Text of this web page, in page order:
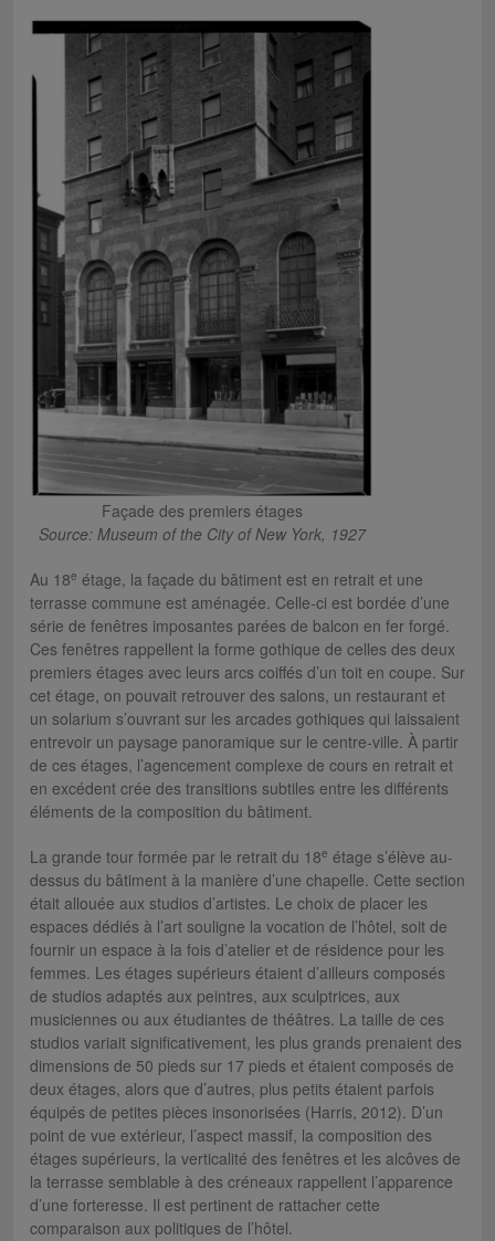
Façade des premiers étages
Source: Museum of the City of New York, 1927
Au 18e étage, la façade du bâtiment est en retrait et une
terrasse commune est aménagée. Celle-ci est bordée d’une
série de fenêtres imposantes parées de balcon en fer forgé.
Ces fenêtres rappellent la forme gothique de celles des deux
premiers étages avec leurs arcs coiffés d’un toit en coupe. Sur
cet étage, on pouvait retrouver des salons, un restaurant et
un solarium s’ouvrant sur les arcades gothiques qui laissaient
entrevoir un paysage panoramique sur le centre-ville. À partir
de ces étages, l’agencement complexe de cours en retrait et
en excédent crée des transitions subtiles entre les différents
éléments de la composition du bâtiment.
La grande tour formée par le retrait du 18e étage s’élève au-
dessus du bâtiment à la manière d’une chapelle. Cette section
était allouée aux studios d’artistes. Le choix de placer les
espaces dédiés à l’art souligne la vocation de l’hôtel, soit de
fournir un espace à la fois d’atelier et de résidence pour les
femmes. Les étages supérieurs étaient d’ailleurs composés
de studios adaptés aux peintres, aux sculptrices, aux
musiciennes ou aux étudiantes de théâtres. La taille de ces
studios variait significativement, les plus grands prenaient des
dimensions de 50 pieds sur 17 pieds et étaient composés de
deux étages, alors que d’autres, plus petits étaient parfois
équipés de petites pièces insonorisées (Harris, 2012). D’un
point de vue extérieur, l’aspect massif, la composition des
étages supérieurs, la verticalité des fenêtres et les alcôves de
la terrasse semblable à des créneaux rappellent l’apparence
d’une forteresse. Il est pertinent de rattacher cette
comparaison aux politiques de l’hôtel.